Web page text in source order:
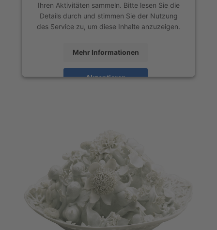
Ihren Aktivitäten sammeln. Bitte lesen Sie die
Details durch und stimmen Sie der Nutzung
des Service zu, um diese Inhalte anzuzeigen.
Mehr Informationen
Akzeptieren